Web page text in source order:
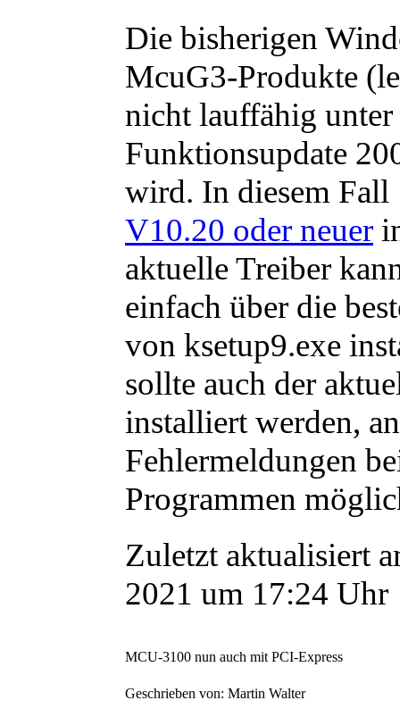
Die bisherigen
McuG3-Produkte
nicht lauffähig
Funktionsupdate
wird. In diesem
V10.20 oder neuer
aktuelle Treiber
einfach über die
von ksetup9.exe
sollte auch der
installiert werden,
Fehlermeldungen
Programmen
Zuletzt aktualisiert
2021 um 17:24 Uhr
MCU-3100 nun auch mit PCI-Express
Geschrieben von: Martin Walter